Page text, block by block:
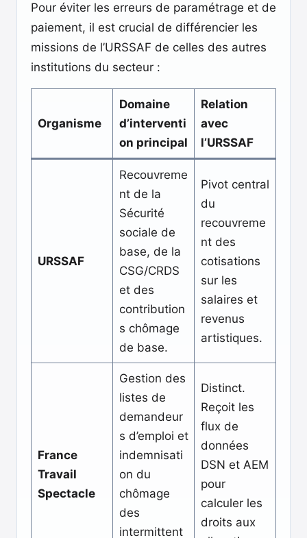
Pour éviter les erreurs de paramétrage et de
paiement, il est crucial de différencier les
missions de l’URSSAF de celles des autres
institutions du secteur :
Organisme
Domaine
d’interventi
on principal
Relation
avec
l’URSSAF
URSSAF
Recouvreme
nt de la
Sécurité
sociale de
base, de la
CSG/CRDS
et des
contribution
s chômage
de base.
Pivot central
du
recouvreme
nt des
cotisations
sur les
salaires et
revenus
artistiques.
France
Travail
Spectacle
Gestion des
listes de
demandeur
s d’emploi et
indemnisati
on du
chômage
des
intermittent
Distinct.
Reçoit les
flux de
données
DSN et AEM
pour
calculer les
droits aux